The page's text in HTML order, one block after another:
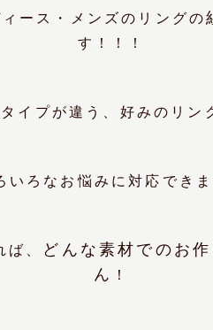
ース・メンズのリングの
す！！！
イプが違う、好みのリン
いろなお悩みに対応でき
、 どんな素材でのお
ん
！